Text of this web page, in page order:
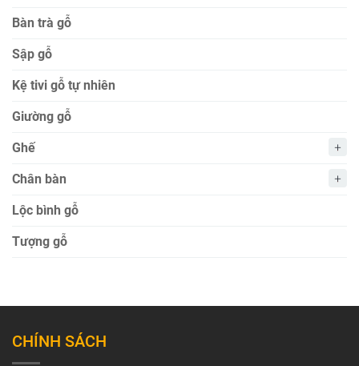
Bàn trà gỗ
Sập gỗ
Kệ tivi gỗ tự nhiên
Giường gỗ
Ghế
Chân bàn
Lộc bình gỗ
Tượng gỗ
CHÍNH SÁCH